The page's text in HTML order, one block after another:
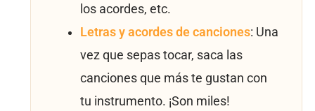
los acordes, etc.
Letras y acordes de canciones: Una
vez que sepas tocar, saca las
canciones que más te gustan con
tu instrumento. ¡Son miles!